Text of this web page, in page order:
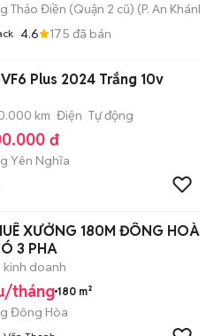
Thảo Điền (Quận 2 cũ) (P. An Khánh
4.6 175 đã bán
Plus 2024 Trắng 10v
km Điện Tự động
đ
Yên Nghĩa
XƯỞNG 180M ĐÔNG HOÀ
3 PHA
kinh doanh
tháng 180 m²
Đông Hòa